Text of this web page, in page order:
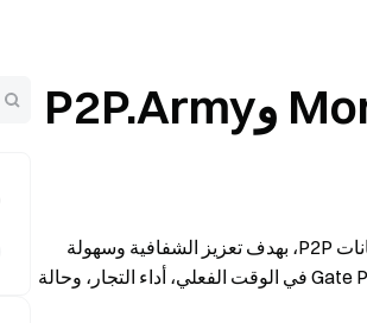
أبرمت Gate P2P شراكة رسمية مع Monierate وP2P.Army، وهما منصتان رائدتان لبيانات P2P، بهدف تعزيز الشفافية وسهولة
الوصول في تداول العملات الورقية. ابتداءً من الآن، يمكن للمستخدمين عرض أسعار Gate P2P في الوقت الفعلي، أداء التجار، وحالة